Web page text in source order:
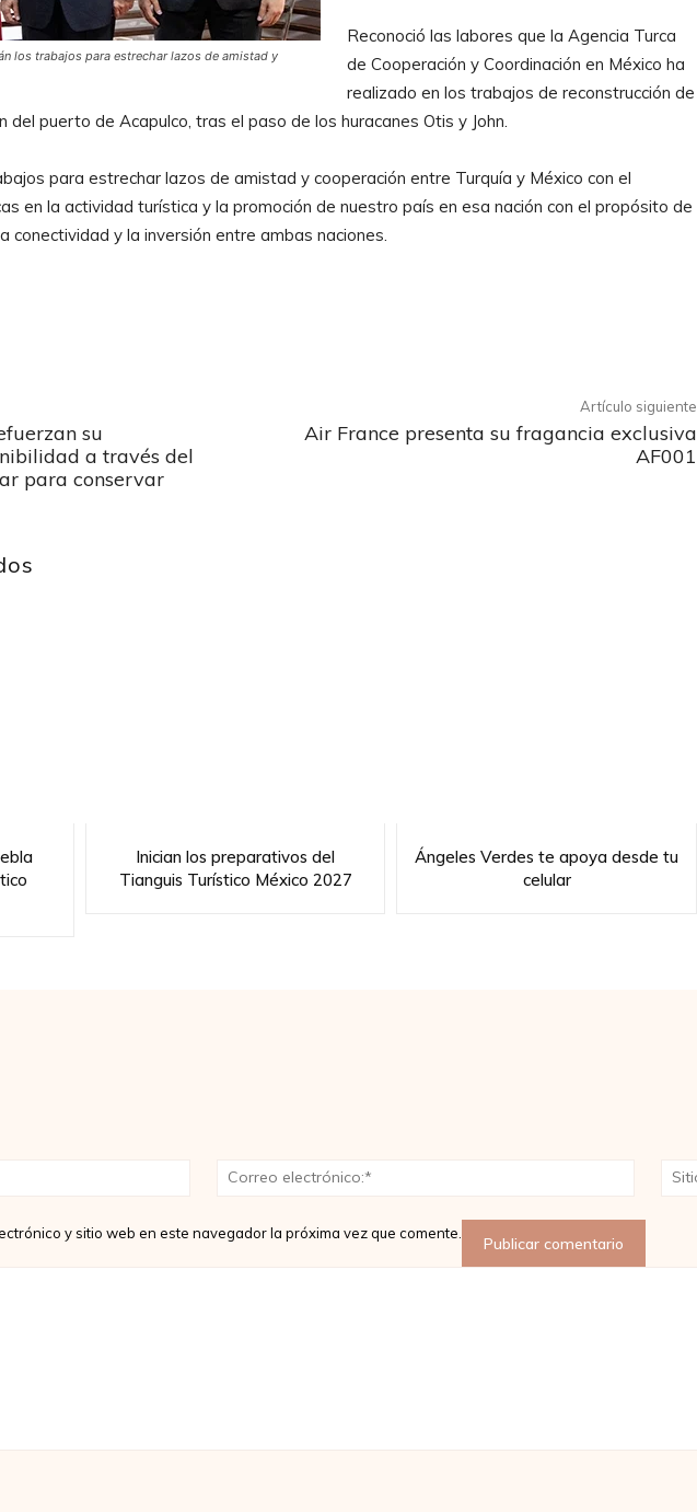
los trabajos para estrechar lazos de amistad y
Reconoció las labores que la Agencia Turca
de Cooperación y Coordinación en México ha
realizado en los trabajos de reconstrucción de
del puerto de Acapulco, tras el paso de los huracanes Otis y John.
para estrechar lazos de amistad y cooperación entre Turquía y México con el
en la actividad turística y la promoción de nuestro país en esa nación con el propósito de
conectividad y la inversión entre ambas naciones.
su
a través del
para conservar
Artículo siguiente
Air France presenta su fragancia exclusiva
AF001
Inician los preparativos del
Tianguis Turístico México 2027
Ángeles Verdes te apoya desde tu
celular
Nombre:*
Correo
y sitio web en este navegador la próxima vez que comente.